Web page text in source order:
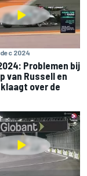
dec 2024
Problemen bij
van Russell en
over de